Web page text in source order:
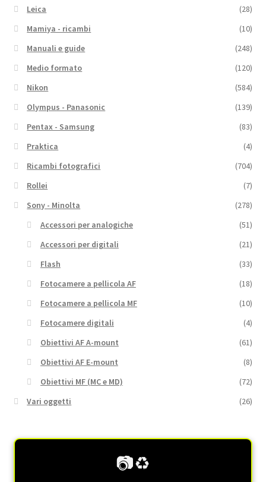
Leica
(28)
Mamiya - ricambi
(10)
Manuali e guide
(248)
Medio formato
(120)
Nikon
(584)
Olympus - Panasonic
(139)
Pentax - Samsung
(83)
Praktica
(4)
Ricambi fotografici
(704)
Rollei
(7)
Sony - Minolta
(278)
Accessori per analogiche
(51)
Accessori per digitali
(21)
Flash
(33)
Fotocamere a pellicola AF
(18)
Fotocamere a pellicola MF
(10)
Fotocamere digitali
(4)
Obiettivi AF A-mount
(61)
Obiettivi AF E-mount
(8)
Obiettivi MF (MC e MD)
(72)
Vari oggetti
(26)
📷♻️